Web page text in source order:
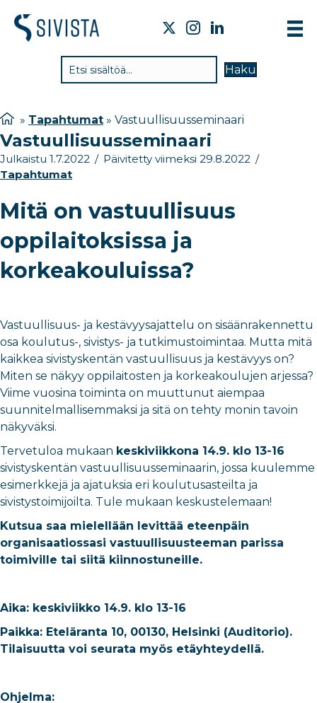
Haku
» Tapahtumat » Vastuullisuusseminaari
Vastuullisuusseminaari
Julkaistu 1.7.2022 / Päivitetty viimeksi 29.8.2022 /
Tapahtumat
Mitä on vastuullisuus
oppilaitoksissa ja
korkeakouluissa?
Vastuullisuus- ja kestävyysajattelu on sisäänrakennettu
osa koulutus-, sivistys- ja tutkimustoimintaa. Mutta mitä
kaikkea sivistyskentän vastuullisuus ja kestävyys on?
Miten se näkyy oppilaitosten ja korkeakoulujen arjessa?
Viime vuosina toiminta on muuttunut aiempaa
suunnitelmallisemmaksi ja sitä on tehty monin tavoin
näkyväksi.
Tervetuloa mukaan keskiviikkona 14.9. klo 13-16
sivistyskentän vastuullisuusseminaarin, jossa kuulemme
esimerkkejä ja ajatuksia eri koulutusasteilta ja
sivistystoimijoilta. Tule mukaan keskustelemaan!
Kutsua saa mielellään levittää eteenpäin
organisaatiossasi vastuullisuusteeman parissa
toimiville tai siitä kiinnostuneille.
Aika: keskiviikko 14.9. klo 13-16
Paikka: Eteläranta 10, 00130, Helsinki (Auditorio).
Tilaisuutta voi seurata myös etäyhteydellä.
Ohjelma: